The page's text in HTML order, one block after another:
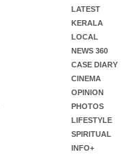
LATEST
KERALA
LOCAL
NEWS 360
CASE DIARY
CINEMA
OPINION
PHOTOS
LIFESTYLE
SPIRITUAL
INFO+